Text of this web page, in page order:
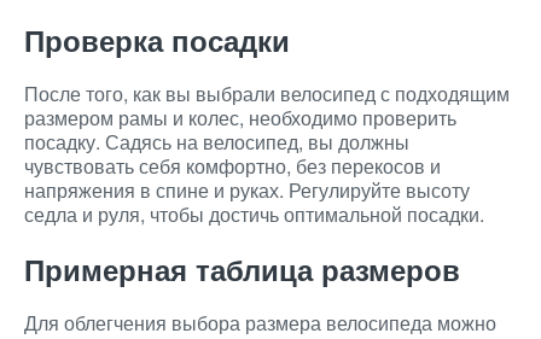
Проверка посадки
После того, как вы выбрали велосипед с подходящим
размером рамы и колес, необходимо проверить
посадку. Садясь на велосипед, вы должны
чувствовать себя комфортно, без перекосов и
напряжения в спине и руках. Регулируйте высоту
седла и руля, чтобы достичь оптимальной посадки.
Примерная таблица размеров
Для облегчения выбора размера велосипеда можно